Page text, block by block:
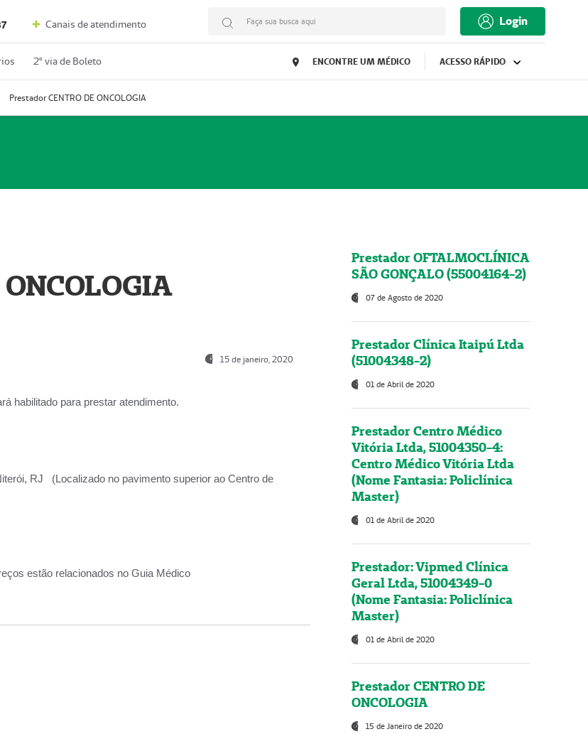
Canais de atendimento Faça sua busca aqui Login
2º via de Boleto ENCONTRE UM MÉDICO ACESSO RÁPIDO
Prestador CENTRO DE ONCOLOGIA
15 de janeiro, 2020
habilitado para prestar atendimento.
RJ (Localizado no pavimento superior ao Centro de
estão relacionados no Guia Médico
Prestador OFTALMOCLÍNICA
SÃO GONÇALO (55004164-2)
07 de Agosto de 2020
Prestador Clínica Itaipú Ltda
(51004348-2)
01 de Abril de 2020
Prestador Centro Médico
Vitória Ltda, 51004350-4:
Centro Médico Vitória Ltda
(Nome Fantasia: Policlínica
Master)
01 de Abril de 2020
Prestador: Vipmed Clínica
Geral Ltda, 51004349-0
(Nome Fantasia: Policlínica
Master)
01 de Abril de 2020
Prestador CENTRO DE
ONCOLOGIA
15 de Janeiro de 2020